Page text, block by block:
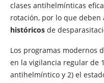
clases antihelmínticas
rotación, por lo que deben
históricos de
Los programas modernos
en la vigilancia regular de
antihelmíntico y 2) el